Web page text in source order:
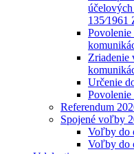
135⁄1961
Povolenie
Zriadenie
Určenie
Referendum
Spojené voľby
Voľby do
Voľby do